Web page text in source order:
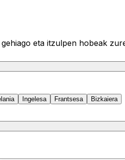
eta itzulpen hobeak
Ingelesa Frantsesa
Bizkaiera